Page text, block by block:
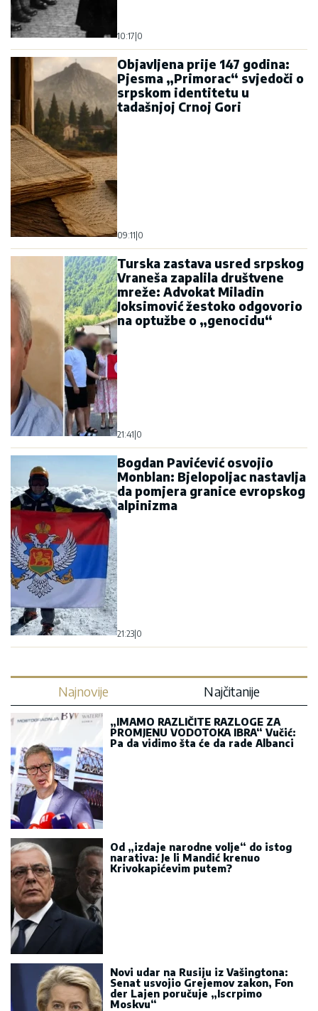
10:17 0
Objavljena prije 147 godina:
Pjesma „Primorac“ svjedoči o
srpskom identitetu u
tadašnjoj Crnoj Gori
09:11 0
Turska zastava usred srpskog
Vraneša zapalila društvene
mreže: Advokat Miladin
Joksimović žestoko odgovorio
na optužbe o „genocidu“
21:41 0
Bogdan Pavićević osvojio
Monblan: Bjelopoljac nastavlja
da pomjera granice evropskog
alpinizma
21:23 0
Najnovije Najčitanije
„IMAMO RAZLIČITE RAZLOGE ZA
PROMJENU VODOTOKA IBRA“ Vučić:
Pa da vidimo šta će da rade Albanci
Od „izdaje narodne volje“ do istog
narativa: Je li Mandić krenuo
Krivokapićevim putem?
Novi udar na Rusiju iz Vašingtona:
Senat usvojio Grejemov zakon, Fon
der Lajen poručuje „Iscrpimo
Moskvu“